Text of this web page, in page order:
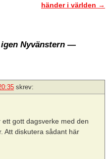
händer i världen →
Nyvänstern —
skrev:
gott dagsverke med den
Att diskutera sådant här